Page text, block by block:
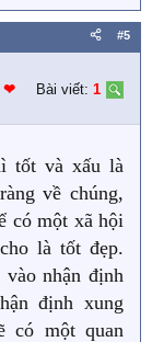
#5
❤︎ Bài viết: 1
tốt và xấu là
về chúng,
có một xã hội
là tốt đẹp.
nhận định
định xung
có một quan